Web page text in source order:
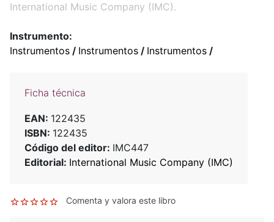
International Music Company (IMC).
Instrumento:
Instrumentos / Instrumentos / Instrumentos /
Ficha técnica
EAN: 122435
ISBN: 122435
Código del editor: IMC447
Editorial: International Music Company (IMC)
Comenta y valora este libro